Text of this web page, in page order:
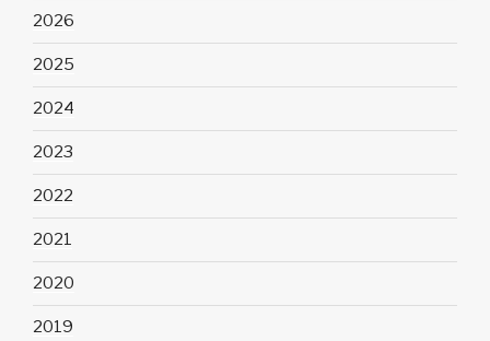
2026
2025
2024
2023
2022
2021
2020
2019